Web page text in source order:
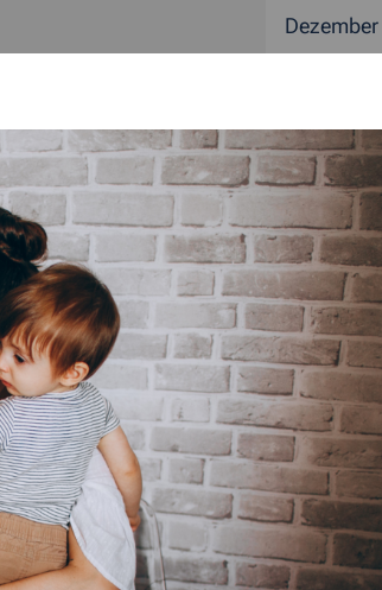
April (1)
2017
Oktober (2)
August (1)
April (2)
Januar (4)
2016